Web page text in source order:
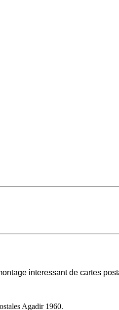
interessant de cartes
Agadir 1960.